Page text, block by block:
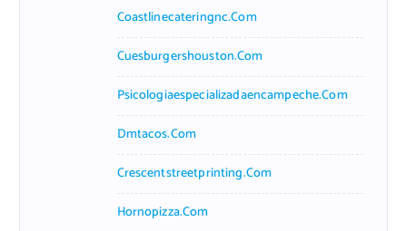
Coastlinecateringnc.com
Cuesburgershouston.com
Psicologiaespecializadaencampeche.com
Dmtacos.com
Crescentstreetprinting.com
Hornopizza.com